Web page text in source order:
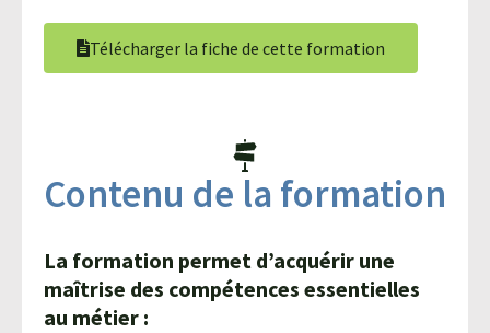
Télécharger la fiche de cette formation
Contenu de la formation
La formation permet d’acquérir une
maîtrise des compétences essentielles
au métier :